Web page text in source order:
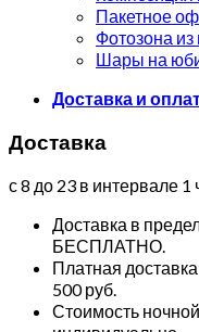
Пакетное
Фотозона
Шары на
Доставка и
Доставка
с 8 до 23 в интервале 1
Доставка в
БЕСПЛАТНО.
Платная
500 руб.
Стоимость